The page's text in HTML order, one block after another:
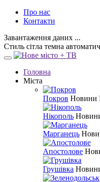
Про нас
Контакти
Завантаження даних ...
Стиль сітла темна
Головна
Міста
Покров Новини
Нікополь
Марганець
Апостолове
Грушівка